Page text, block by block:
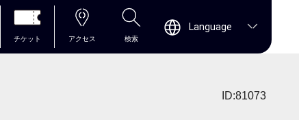
チケット アクセス 検索
Language
ID:81073